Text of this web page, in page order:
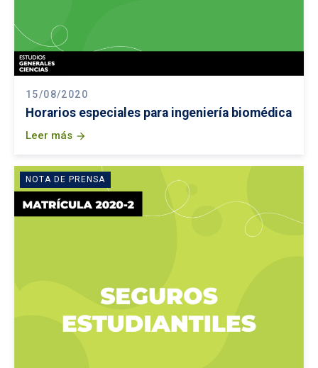
15/08/2020
Horarios especiales para ingeniería biomédica
Leer más arrow_forward
NOTA DE PRENSA